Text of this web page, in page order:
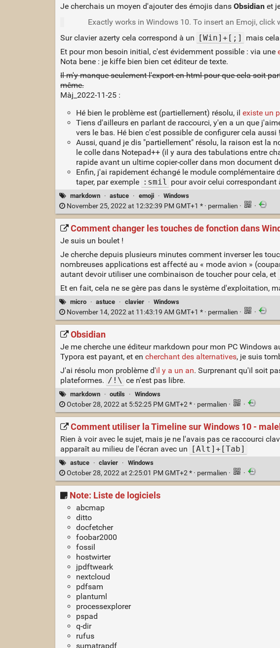
Je cherchais un moyen d'ajouter des émojis dans Obsidianet
Exactly works in Windows 10. To insert an Emoji, click
Sur clavier azerty cela correspond à un [Win]+[;]
mais
Et pour mon besoin initial, c'est évidemment possible : via une
Nota bene : je kiffe bien bien cet éditeur de texte.
Il m'y manque seulement l'export en html pour que cela soit
même.
Màj_2022-11-25 :
Hé bien le problème est (partiellement) résolu, il existe un
Tiens d'ailleurs en parlant de raccourci, y'en a un que
vers le bas. Hé bien c'est possible de configurer cela aussi
Aussi, quand je dis "partiellement" résolu, la raison est la
le colle dans Notepad++ (il y aura des tabulations entre
rapide avant un ultime copier-coller dans mon document
Enfin, j'ai rapidement échangé le module complémentaire
taper, par exemple :smil pour avoir celui correspondant
markdown · astuce · emoji · Windows
November 25, 2022 at 12:32:39 PM GMT+1 * · permalien · ·
Comment changer les touches de fonction dans
Je suis un boulet !
Je cherche depuis plusieurs minutes comment inverser les
nombreuses applications est affecté au « mode avion »
autant devoir utiliser une combinaison de toucher pour cela, et
Et en fait, cela ne se gère pas dans le système d'exploitation,
micro · astuce · clavier · Windows
November 14, 2022 at 11:43:19 AM GMT+1 * · permalien · ·
Obsidian
Je me cherche une éditeur markdown pour mon PC Windows
Typora est payant, et en cherchant des alternatives, je suis
J'ai résolu mon problème d'il y a un an. Surprenant qu'il soit
plateformes. /!\ ce n'est pas libre.
markdown · outils · Windows
October 28, 2022 at 5:52:25 PM GMT+2 * · permalien · ·
Comment utiliser la Timeline sur Windows 10 -
Rien à voir avec le sujet, mais je ne l'avais pas ce raccourci
apparaît au milieu de l'écran avec un [Alt]+[Tab]
astuce · clavier · Windows
October 28, 2022 at 2:25:01 PM GMT+2 * · permalien · ·
Note: Liste de logiciels
abcmap
ditto
docfetcher
foobar2000
fossil
hostwirter
jpdftweark
nextcloud
pdfsam
plantuml
processexplorer
pspad
q-dir
rufus
sumatrapdf